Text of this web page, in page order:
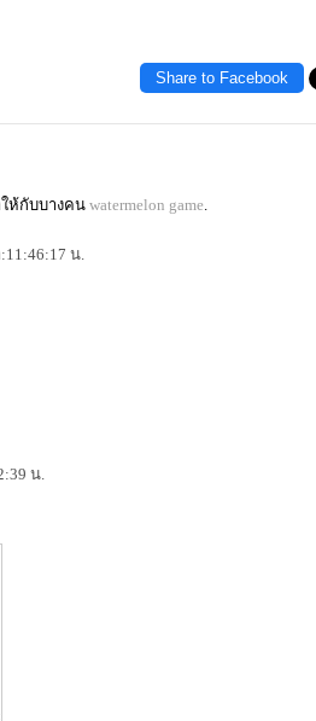
Share to Facebook
ห้กับบางคน watermelon game.
น.
น.